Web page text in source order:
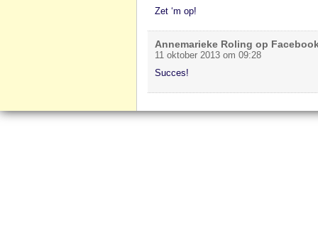
Zet ‘m op!
Annemarieke Roling op
11 oktober 2013 om 09:28
Succes!